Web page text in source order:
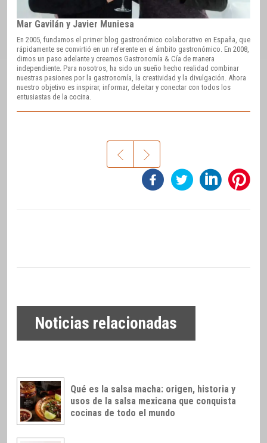
Mar Gavilán y Javier Muniesa
En 2005, fundamos el primer blog gastronómico colaborativo en España, que
rápidamente se convirtió en un referente en el ámbito gastronómico. En 2008,
dimos un paso adelante y creamos Gastronomía & Cía de manera
independiente. Para nosotros, ha sido un sueño hecho realidad combinar
nuestras pasiones por la gastronomía, la creatividad y la divulgación. Ahora
nuestro objetivo es inspirar, informar, deleitar y conectar con todos los
entusiastas de la cocina.
Noticias relacionadas
Qué es la salsa macha: origen, historia y
usos de la salsa mexicana que conquista
cocinas de todo el mundo